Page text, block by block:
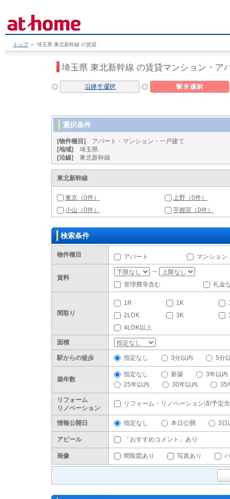
トップ ＞ 埼玉県 東北新幹線 の賃貸
埼玉県 東北新幹線 の賃貸マンション・ア
選択条件
[物件種目]
アパート・マンション・一戸建て
[地域]
埼玉県
[沿線]
東北新幹線
東北新幹線
東京（0件）
上野（0件）
小山（0件）
宇都宮（0件）
検索条件
物件種目 アパート マンション
賃料
～
管理費等含む
礼金
間取り
1R 1K
2LDK
3K
4LDK以上
面積
駅からの徒歩 指定なし 3分以内 5分
築年数
指定なし 新築
3年以内
25年以内
30年以内 35
リフォーム
リノベーション
リフォーム・リノベーション済/予定
情報公開日 指定なし 本日公開 3日
アピール 「おすすめコメント」あり
画像 間取図あり 写真あり